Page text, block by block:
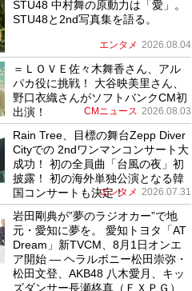
STU48 中村舞の原動力は「愛」。
STU48と2nd写真集を語る。
エンタメ 2026.08.04
＝ＬＯＶＥ佐々木舞香さん、アル
パカ役に挑戦！ 大谷映美里さん、
野口衣織さんがソフトバンクCM初
出演！
CMニュース 2026.08.03
Rain Tree、目標の舞台Zepp Diver
Cityでの 2ndワンマンコンサート大
成功！ 初の全員曲「台風の夜」初
披露！ 初の海外単独公演となる韓
国コンサートも決定！
エンタメ 2026.07.31
岩田剛典が”夢のラジオカー”で地
元・愛知に夢を。 愛知トヨタ「AT
Dream」新TVCM、8月1日オンエ
ア開始 ― ヘラルボニー松田崇弥・
松田文登、AKB48 八木愛月、キッ
ズダンサー長瀬柊真（ＥＸＰＧ）